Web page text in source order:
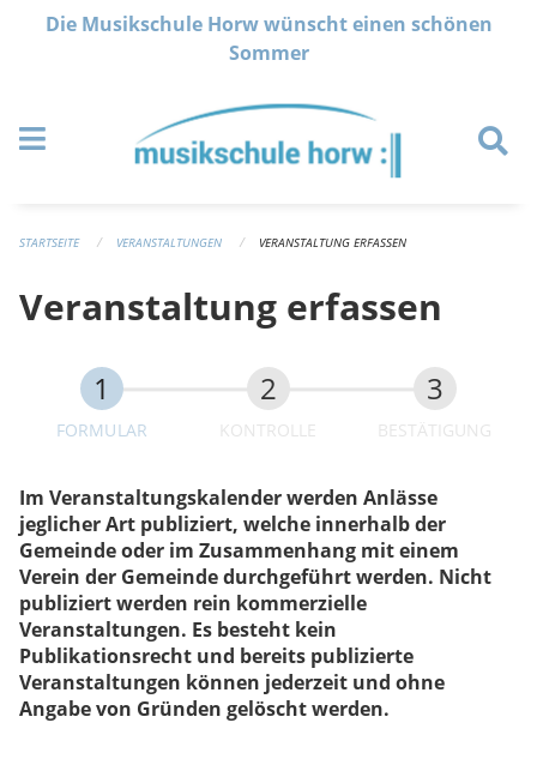
Navigation überspringen
Die Musikschule Horw wünscht einen schönen
Sommer
STARTSEITE VERANSTALTUNGEN VERANSTALTUNG ERFASSEN
Veranstaltung erfassen
FORMULAR KONTROLLE BESTÄTIGUNG
Im Veranstaltungskalender werden Anlässe
jeglicher Art publiziert, welche innerhalb der
Gemeinde oder im Zusammenhang mit einem
Verein der Gemeinde durchgeführt werden. Nicht
publiziert werden rein kommerzielle
Veranstaltungen. Es besteht kein
Publikationsrecht und bereits publizierte
Veranstaltungen können jederzeit und ohne
Angabe von Gründen gelöscht werden.